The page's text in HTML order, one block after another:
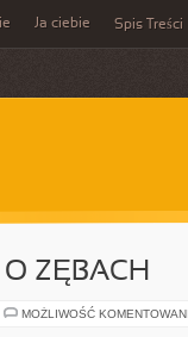
Ja ciebie Spis Treści
O ZĘBACH
MOŻLIWOŚĆ